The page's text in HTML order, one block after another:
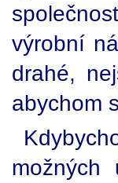
výrobní
drahé,
abychom